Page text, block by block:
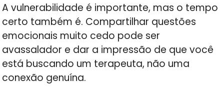
A vulnerabilidade é importante, mas o tempo
certo também é. Compartilhar questões
emocionais muito cedo pode ser
avassalador e dar a impressão de que você
está buscando um terapeuta, não uma
conexão genuína.